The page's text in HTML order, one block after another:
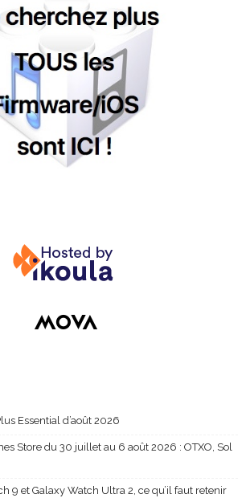
Essential d’août 2026
Store du 30 juillet au 6 août 2026 : OTXO, Sol
9 et Galaxy Watch Ultra 2, ce qu’il faut retenir